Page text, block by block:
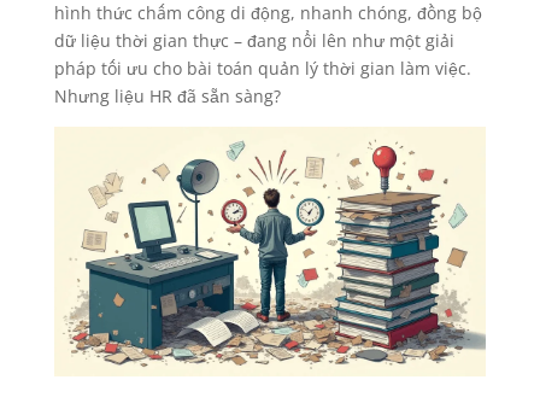
hình thức chấm công di động, nhanh chóng, đồng bộ
dữ liệu thời gian thực – đang nổi lên như một giải
pháp tối ưu cho bài toán quản lý thời gian làm việc.
Nhưng liệu HR đã sẵn sàng?